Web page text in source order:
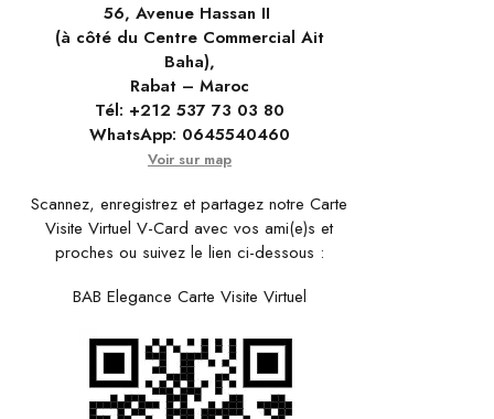
56, Avenue Hassan II
(à côté du Centre Commercial Ait
Baha),
Rabat – Maroc
Tél: +212 537 73 03 80
WhatsApp: 0645540460
Voir sur map
Scannez, enregistrez et partagez notre Carte
Visite Virtuel V-Card avec vos ami(e)s et
proches ou suivez le lien ci-dessous :
BAB Elegance Carte Visite Virtuel